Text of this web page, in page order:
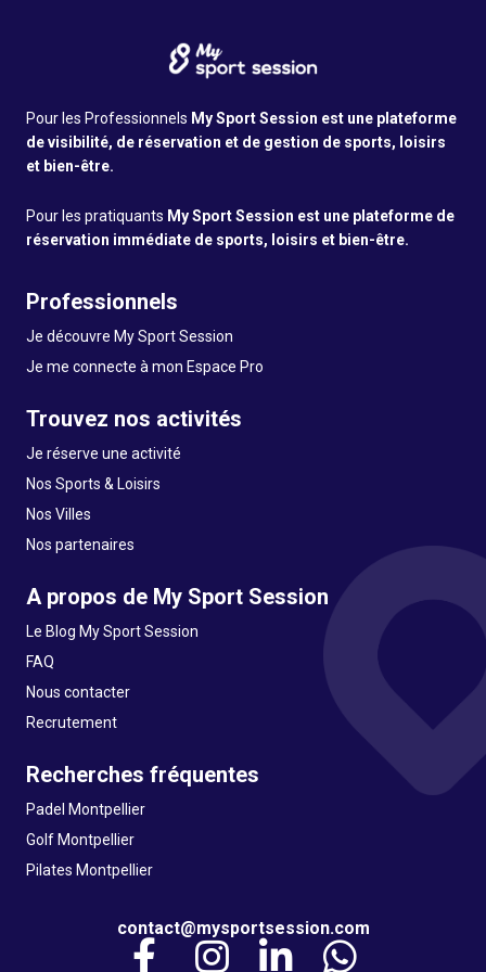
Pour les Professionnels My Sport Session est une plateforme
de visibilité, de réservation et de gestion de sports, loisirs
et bien-être.
Pour les pratiquants My Sport Session est une plateforme de
réservation immédiate de sports, loisirs et bien-être.
Professionnels
Je découvre My Sport Session
Je me connecte à mon Espace Pro
Trouvez nos activités
Je réserve une activité
Nos Sports & Loisirs
Nos Villes
Nos partenaires
A propos de My Sport Session
Le Blog My Sport Session
FAQ
Nous contacter
Recrutement
Recherches fréquentes
Padel Montpellier
Golf Montpellier
Pilates Montpellier
contact@mysportsession.com